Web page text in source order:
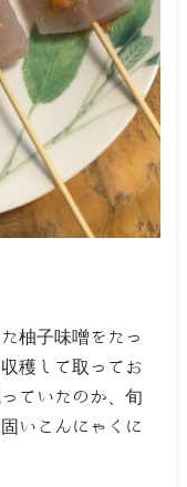
柚子味噌をたっ
穫して取ってお
ていたのか、旬
いこんにゃくに